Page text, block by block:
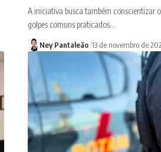
A iniciativa busca também conscientizar
golpes comuns praticados…
Ney Pantaleão 13 de novembro de